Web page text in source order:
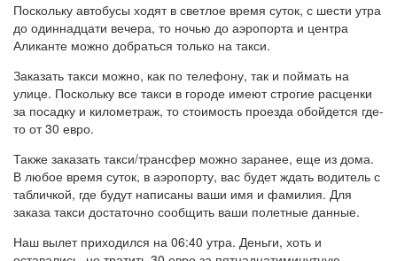
Поскольку автобусы ходят в светлое время суток, с шести утра
до одиннадцати вечера, то ночью до аэропорта и центра
Аликанте можно добраться только на такси.
Заказать такси можно, как по телефону, так и поймать на
улице. Поскольку все такси в городе имеют строгие расценки
за посадку и километраж, то стоимость проезда обойдется где-
то от 30 евро.
Также заказать такси/трансфер можно заранее, еще из дома.
В любое время суток, в аэропорту, вас будет ждать водитель с
табличкой, где будут написаны ваши имя и фамилия. Для
заказа такси достаточно сообщить ваши полетные данные.
Наш вылет приходился на 06:40 утра. Деньги, хоть и